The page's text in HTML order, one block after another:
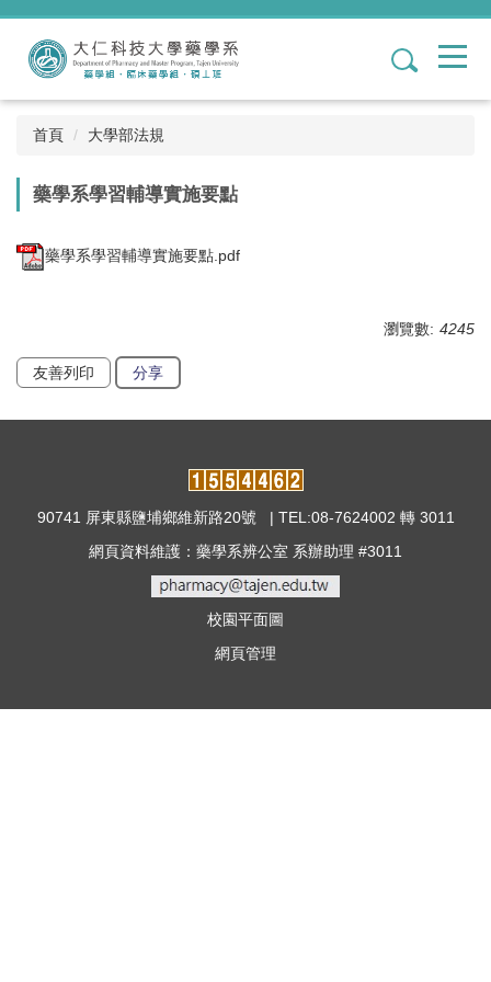
跳
內
1
首頁 大學部法規
藥學系學習輔導實施要點
藥學系學習輔導實施要點.pdf
瀏覽數: 4245
友善列印 分享
90741 屏東縣鹽埔鄉維新路20號 | TEL:08-7624002 轉 3011
網頁資料維護：藥學系辨公室 系辦助理 #3011
校園平面圖
網頁管理